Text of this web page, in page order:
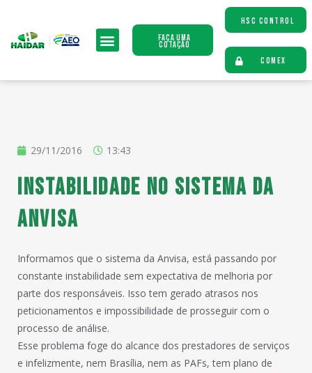
Faça uma
Cotação
HSC CONTROL
COMEX
29/11/2016 13:43
Instabilidade no sistema da
Anvisa
Informamos que o sistema da Anvisa, está passando por
constante instabilidade sem expectativa de melhoria por
parte dos responsáveis. Isso tem gerado atrasos nos
peticionamentos e impossibilidade de prosseguir com o
processo de análise.
Esse problema foge do alcance dos prestadores de serviços
e infelizmente, nem Brasília, nem as PAFs, tem plano de